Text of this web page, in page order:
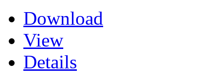
Download
View
Details